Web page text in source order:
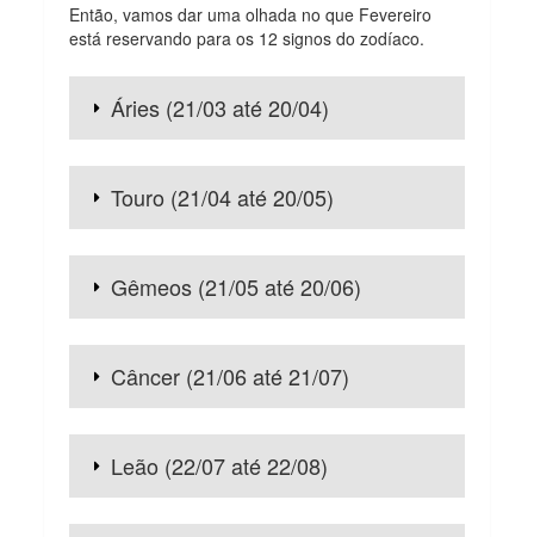
Então, vamos dar uma olhada no que Fevereiro
está reservando para os 12 signos do zodíaco.
Áries (21/03 até 20/04)
Touro (21/04 até 20/05)
Gêmeos (21/05 até 20/06)
Câncer (21/06 até 21/07)
Leão (22/07 até 22/08)